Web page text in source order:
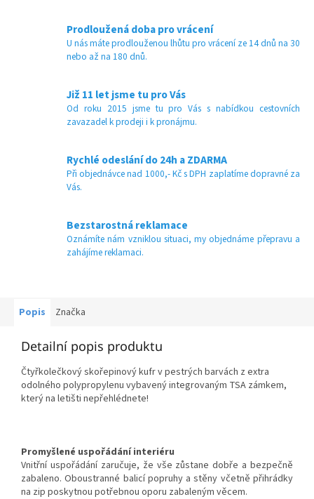
Prodloužená doba pro vrácení
U nás máte prodlouženou lhůtu pro vrácení ze 14 dnů na 30
nebo až na 180 dnů.
Již 11 let jsme tu pro Vás
Od roku 2015 jsme tu pro Vás s nabídkou cestovních
zavazadel k prodeji i k pronájmu.
Rychlé odeslání do 24h a ZDARMA
Při objednávce nad 1000,- Kč s DPH zaplatíme dopravné za
Vás.
Bezstarostná reklamace
Oznámíte nám vzniklou situaci, my objednáme přepravu a
zahájíme reklamaci.
Popis Značka
Detailní popis produktu
Čtyřkolečkový skořepinový kufr v pestrých barvách z extra
odolného polypropylenu vybavený integrovaným TSA zámkem,
který na letišti nepřehlédnete!
Promyšlené uspořádání interiéru
Vnitřní uspořádání zaručuje, že vše zůstane dobře a bezpečně
zabaleno. Oboustranné balicí popruhy a stěny včetně přihrádky
na zip poskytnou potřebnou oporu zabaleným věcem.